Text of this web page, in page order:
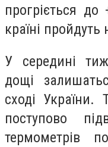
прогріється
країні
У середині
дощі
сході України.
поступово
термометрів